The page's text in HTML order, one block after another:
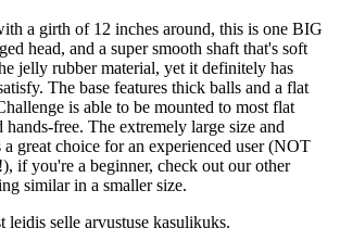
a girth of 12 inches around, this is one BIG
head, and a super smooth shaft that's soft
jelly rubber material, yet it definitely has
The base features thick balls and a flat
is able to be mounted to most flat
hands-free. The extremely large size and
a great choice for an experienced user (NOT
if you're a beginner, check out our other
similar in a smaller size.
leidis selle arvustuse kasulikuks.